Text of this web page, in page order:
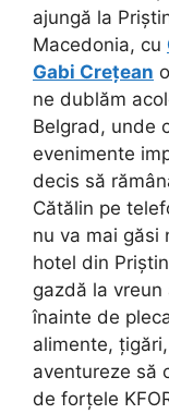
ajungă la
Macedonia, cu
Gabi Crețean
ne dublăm
Belgrad, unde
evenimente
decis să
Cătălin pe
nu va mai găsi
hotel din
gazdă la
înainte de
alimente,
aventureze să
de forțele